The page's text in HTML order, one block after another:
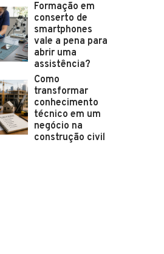
Formação em
conserto de
smartphones
vale a pena para
abrir uma
assistência?
Como
transformar
conhecimento
técnico em um
negócio na
construção civil